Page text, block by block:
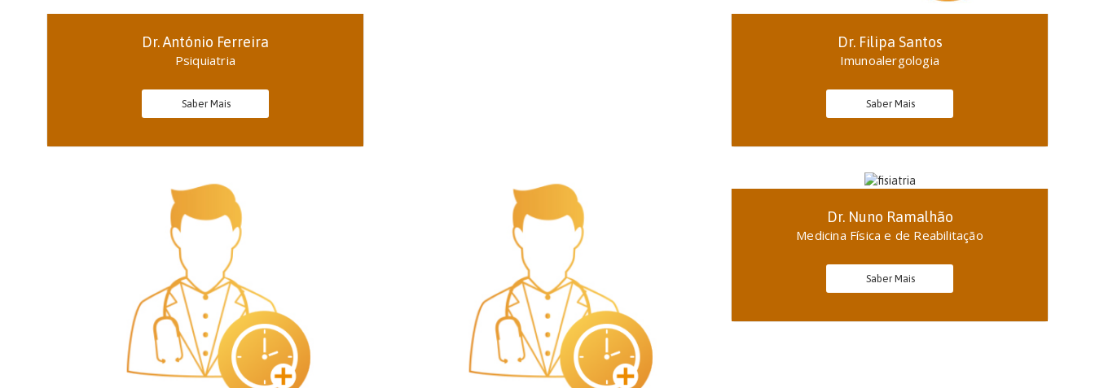
Dr. António Ferreira
Psiquiatria
Saber Mais
Dr. Filipa Santos
Imunoalergologia
Saber Mais
Dr. Nuno Ramalhão
Medicina Física e de Reabilitação
Saber Mais